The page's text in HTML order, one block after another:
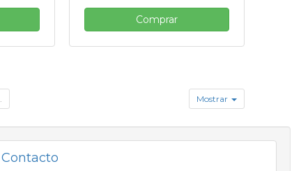
Comprar
Mostrar
Contacto